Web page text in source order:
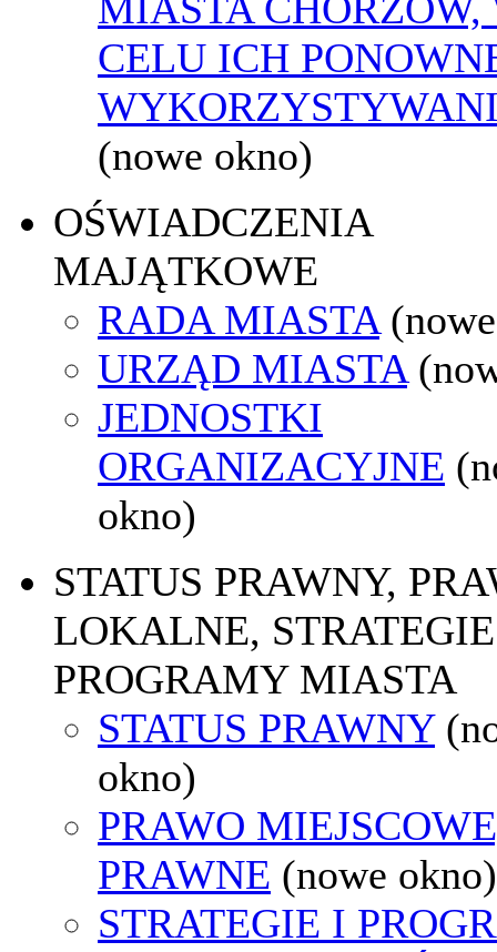
CELU ICH
(nowe okno)
OŚWIADCZENIA
MAJĄTKOWE
RADA MIASTA
URZĄD MIASTA
JEDNOSTKI
ORGANIZACYJNE
okno)
STATUS PRAWNY,
LOKALNE,
PROGRAMY MIASTA
STATUS PRAWNY
okno)
PRAWO
PRAWNE (nowe okno)
STRATEGIE I